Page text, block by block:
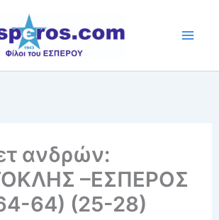
ανδρών:
–ΕΣΠΕΡΟΣ
64) (25-28)